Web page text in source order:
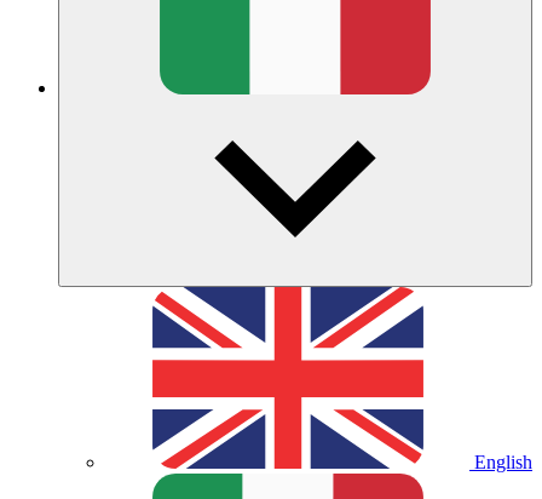
English